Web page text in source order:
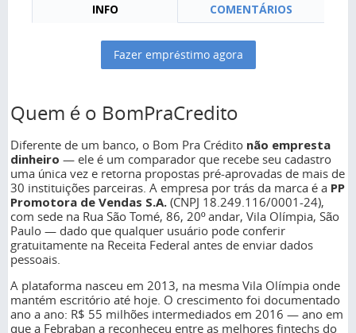
INFO COMENTÁRIOS
Fazer empréstimo agora
Quem é o BomPraCredito
Diferente de um banco, o Bom Pra Crédito não empresta
dinheiro — ele é um comparador que recebe seu cadastro
uma única vez e retorna propostas pré-aprovadas de mais de
30 instituições parceiras. A empresa por trás da marca é a PP
Promotora de Vendas S.A. (CNPJ 18.249.116/0001-24),
com sede na Rua São Tomé, 86, 20º andar, Vila Olímpia, São
Paulo — dado que qualquer usuário pode conferir
gratuitamente na Receita Federal antes de enviar dados
pessoais.
A plataforma nasceu em 2013, na mesma Vila Olímpia onde
mantém escritório até hoje. O crescimento foi documentado
ano a ano: R$ 55 milhões intermediados em 2016 — ano em
que a Febraban a reconheceu entre as melhores fintechs do